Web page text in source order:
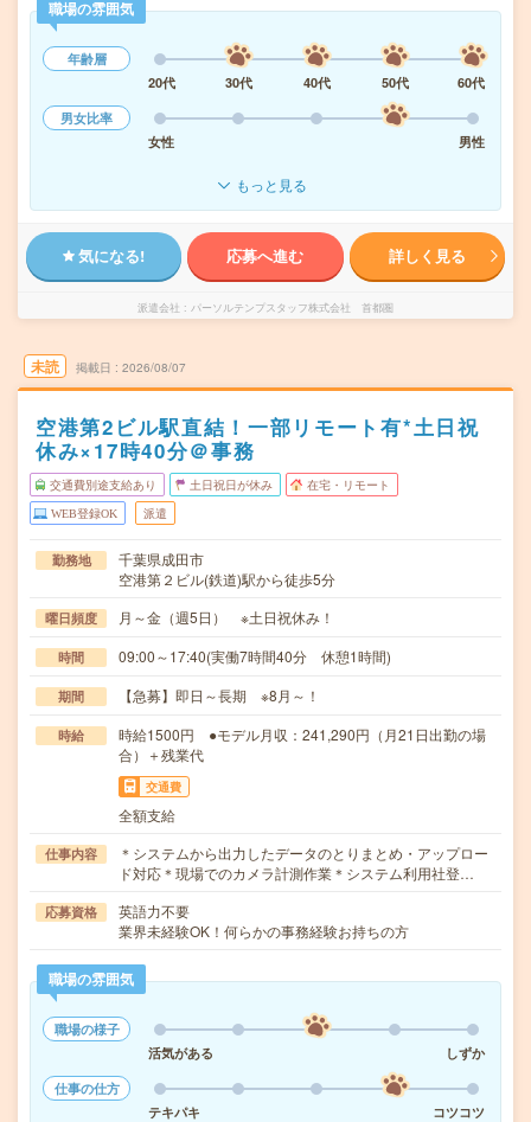
職場の雰囲気
年齢層
20代
30代 40代 50代
60代
男女比率
女性
男性
もっと見る
気になる! 応募へ進む 詳しく見る
派遣会社 パーソルテンプスタッフ株式会社 首都圏
未読 掲載日 2026/08/07
空港第2ビル駅直結！一部リモート有*土日祝
休み×17時40分＠事務
交通費別途支給あり 土日祝日が休み 在宅・リモート
WEB登録OK 派遣
勤務地
千葉県成田市
空港第２ビル(鉄道)駅から徒歩5分
曜日頻度 月～金（週5日） ※土日祝休み！
時間 09:00～17:40(実働7時間40分 休憩1時間)
期間 【急募】即日～長期 ※8月～！
時給
時給1500円 ●モデル月収：241,290円（月21日出勤の場
合）＋残業代
交通費
全額支給
仕事内容
＊システムから出力したデータのとりまとめ・アップロー
ド対応＊現場でのカメラ計測作業＊システム利用社登…
応募資格
英語力不要
業界未経験OK！何らかの事務経験お持ちの方
職場の雰囲気
職場の様子
活気がある
しずか
仕事の仕方
テキパキ
コツコツ